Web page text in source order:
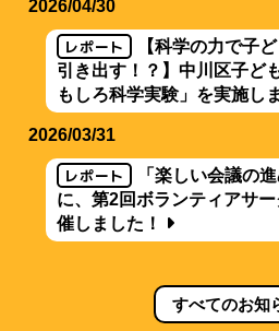
2026/04/30
レポート
【科学の力で子
引き出す！？】中川区子ど
もしろ科学実験」を実施し
2026/03/31
レポート
「楽しい会議の
に、第2回ボランティアサ
催しました！
すべてのお知